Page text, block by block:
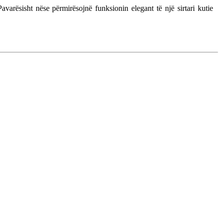
nëse përmirësojnë funksionin elegant të një sirtari kutie